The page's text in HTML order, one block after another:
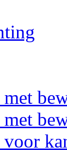
voor